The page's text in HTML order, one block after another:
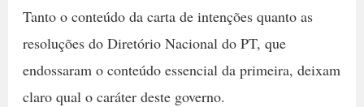
Tanto o conteúdo da carta de intenções quanto as
resoluções do Diretório Nacional do PT, que
endossaram o conteúdo essencial da primeira, deixam
claro qual o caráter deste governo.